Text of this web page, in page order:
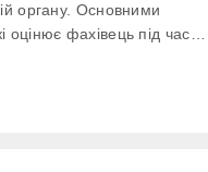
органу. Основними
оцінює фахівець під час
особливості,
їх локалізація.